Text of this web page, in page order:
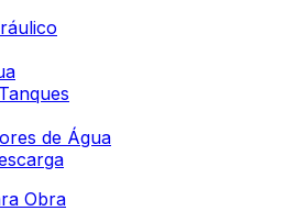
de Água
Obra